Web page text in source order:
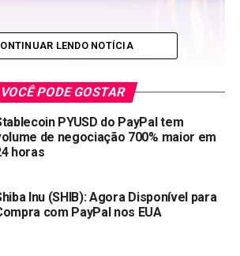
com o nome “PYUSD”, tentando
LENDO NOTÍCIA
VOCÊ PODE GOSTAR
PYUSD do PayPal tem
de negociação 700% maior em
horas
Inu (SHIB): Agora Disponível para
com PayPal nos EUA